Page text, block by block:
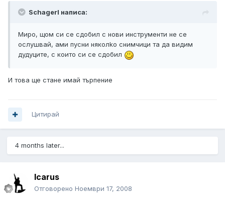
Schagerl написа:
Миро, щом си се сдобил с нови инструменти не се
ослушвай, ами пусни няколkо снимчици та да видим
дудуците, с които си се сдобил
И това ще стане имай търпение
Цитирай
4 months later...
Icarus
Отговорено Ноември 17, 2008